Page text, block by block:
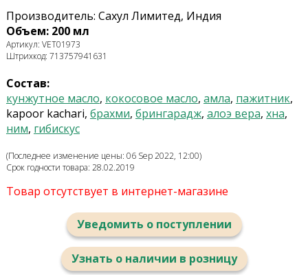
Производитель: Сахул Лимитед, Индия
Объем: 200 мл
Артикул: VET01973
Штрихкод: 713757941631
Состав:
кунжутное масло, кокосовое масло, амла, пажитник,
kapoor kachari, брахми, брингарадж, алоэ вера, хна,
ним, гибискус
(Последнее изменение цены: 06 Sep 2022, 12:00)
Срок годности товара: 28.02.2019
Товар отсутствует в интернет-магазине
Уведомить о поступлении
Узнать о наличии в розницу